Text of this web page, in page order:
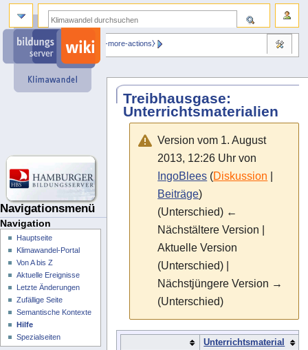
Treibhausgase:
Unterrichtsmaterialien
Version vom 1. August
2013, 12:26 Uhr von
IngoBlees (Diskussion
Beiträge)
(Unterschied) ←
Nächstältere Version |
Aktuelle Version
(Unterschied) |
Nächstjüngere Version →
(Unterschied)
Unterrichtsmaterial
Navigationsmenü
⧼dbsskin-more-actions⧽
Navigation
Hauptseite
Klimawandel-Portal
Von A bis Z
Aktuelle Ereignisse
Letzte Änderungen
Zufällige Seite
Semantische Kontexte
Hilfe
Spezialseiten